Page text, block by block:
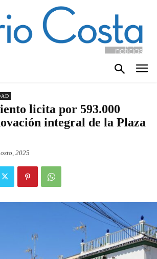
licita por 593.000
integral de la Plaza
2025